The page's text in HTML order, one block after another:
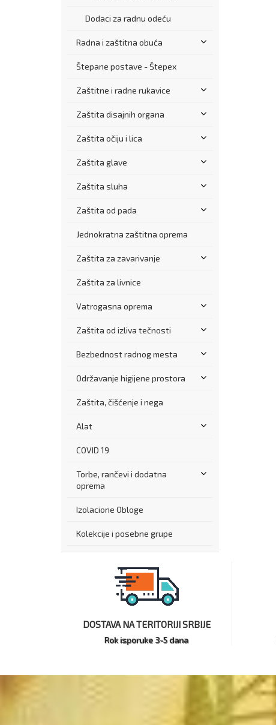
Dodaci za radnu odeću
Radna i zaštitna obuća
Štepane postave - Štepex
Zaštitne i radne rukavice
Zaštita disajnih organa
Zaštita očiju i lica
Zaštita glave
Zaštita sluha
Zaštita od pada
Jednokratna zaštitna oprema
Zaštita za zavarivanje
Zaštita za livnice
Vatrogasna oprema
Zaštita od izliva tečnosti
Bezbednost radnog mesta
Održavanje higijene prostora
Zaštita, čišćenje i nega
Alat
COVID 19
Torbe, rančevi i dodatna
oprema
Izolacione Obloge
Kolekcije i posebne grupe
DOSTAVA NA TERITORIJI SRBIJE
Rok isporuke 3-5 dana